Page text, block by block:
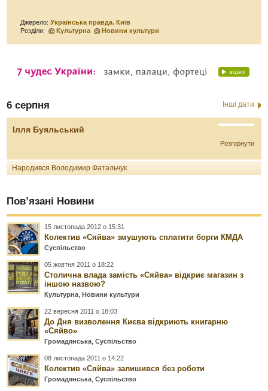
Джерело:Українська правда. Київ
Розділи:
Культурна Новини культури
6 серпня Інші дати
Ілля Буяльський
Розгорнути
Народився Володимир Фатальчук
Пов’язані Новини
15 листопада 2012 о 15:31
Колектив «Сяйва» змушують сплатити борги КМДА
Суспільство
05 жовтня 2011 о 18:22
Столична влада замість «Сяйва» відкриє магазин з
іншою назвою?
Культурна ,Новини культури
22 вересня 2011 о 18:03
До Дня визволення Києва відкриють книгарню
«Сяйво»
Громадянська ,Суспільство
08 листопада 2011 о 14:22
Колектив «Сяйва» залишився без роботи
Громадянська ,Суспільство